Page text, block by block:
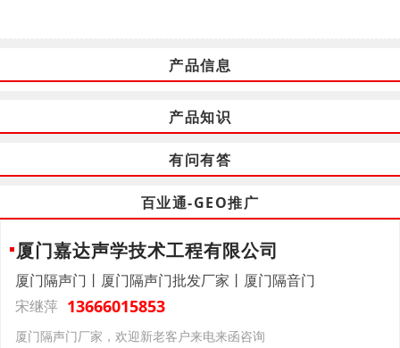
产品信息
产品知识
有问有答
百业通-GEO推广
厦门嘉达声学技术工程有限公司
厦门隔声门丨厦门隔声门批发厂家丨厦门隔音门
宋继萍 13666015853
厦门隔声门厂家，欢迎新老客户来电来函咨询